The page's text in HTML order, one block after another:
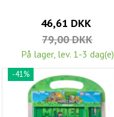
46,61 DKK
79,00 DKK
På lager, lev. 1-3 dag(e)
-41%